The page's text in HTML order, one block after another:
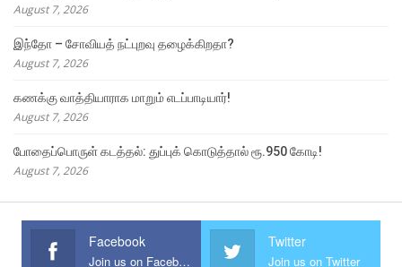
August 7, 2026
இந்தோ – சோவியத் நட்புறவு தழைக்கிறதா?
August 7, 2026
கணக்கு வாத்தியாராக மாறும் எடப்பாடியார்!
August 7, 2026
போதைப்பொருள் கடத்தல்: துப்புக் கொடுத்தால் ரூ.950 கோடி!
August 7, 2026
Facebook
Join us on Facebook
Twitter
Join us on Twitter